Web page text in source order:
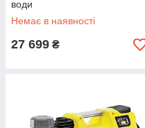
води
Немає в наявності
27 699 ₴